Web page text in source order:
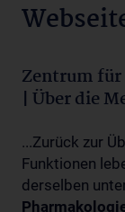
Zentrum für
| Über die
...Zurück zur
Funktionen
derselben